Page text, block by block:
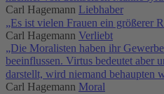
Carl Hagemann Liebhaber
„Es ist vielen Frauen ein größerer
Carl Hagemann Verliebt
„Die Moralisten haben ihr
beeinflussen. Virtus bedeutet aber
darstellt, wird niemand behaupten
Carl Hagemann Moral